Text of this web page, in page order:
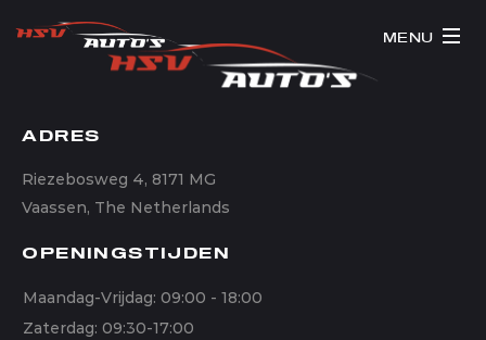
MENU
ADRES
Riezebosweg 4, 8171 MG
Vaassen, The Netherlands
OPENINGSTIJDEN
Maandag-Vrijdag: 09:00 - 18:00
Zaterdag: 09:30-17:00